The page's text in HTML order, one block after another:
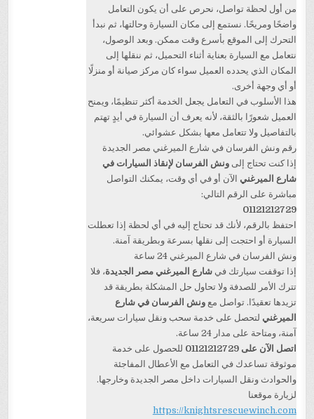
من أول لحظة تواصل، نحرص على أن يكون التعامل
واضحًا ومريحًا. نستمع إلى مكان السيارة وحالتها، ثم نبدأ
التحرك إلى الموقع بأسرع وقت ممكن. وبعد الوصول،
نتعامل مع السيارة بعناية أثناء التحميل، ثم ننقلها إلى
المكان الذي يحدده العميل سواء كان مركز صيانة أو منزلًا
أو أي وجهة أخرى.
هذا الأسلوب في التعامل يجعل الخدمة أكثر تنظيمًا، ويمنح
العميل شعورًا بالثقة، لأنه يعرف أن السيارة في أيدٍ تهتم
بالتفاصيل ولا تتعامل معها بشكل عشوائي.
رقم ونش الفرسان في شارع الميرغني مصر الجديدة
إذا كنت تحتاج إلىونش الفرسان لإنقاذ السيارات في
شارع الميرغني الآن أو في أي وقت، يمكنك التواصل
مباشرة على الرقم التالي:
01121212729
احتفظ بالرقم، لأنك قد تحتاج إليه في أي لحظة إذا تعطلت
السيارة أو احتجت إلى نقلها بسرعة وبطريقة آمنة.
ونش الفرسان في شارع الميرغني 24 ساعة
إذا توقفت سيارتك فيشارع الميرغني مصر الجديدة، فلا
تترك الأمر للصدفة ولا تحاول حل المشكلة بطريقة قد
تزيدها تعقيدًا. تواصل معونش الفرسان في شارع
الميرغني لتحصل على خدمة سحب ونقل سيارات سريعة،
آمنة، ومتاحة على مدار 24 ساعة.
اتصل الآن على 01121212729
للحصول على خدمة
موثوقة تساعدك في التعامل مع الأعطال المفاجئة
والحوادث ونقل السيارات داخل مصر الجديدة وخارجها.
لزيارة موقعنا
https://knightsrescuewinch.com